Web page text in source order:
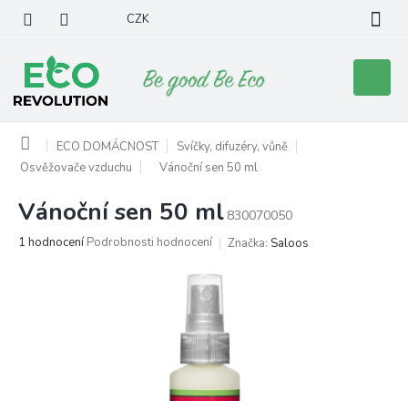
obsah
CZK
košík
Domů ECO DOMÁCNOST
Svíčky, difuzéry, vůně
Osvěžovače vzduchu
Vánoční sen 50 ml
Vánoční sen 50 ml 830070050
Průměrné
1 hodnocení Podrobnosti hodnocení Značka: Saloos